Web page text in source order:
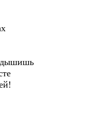
дышишь